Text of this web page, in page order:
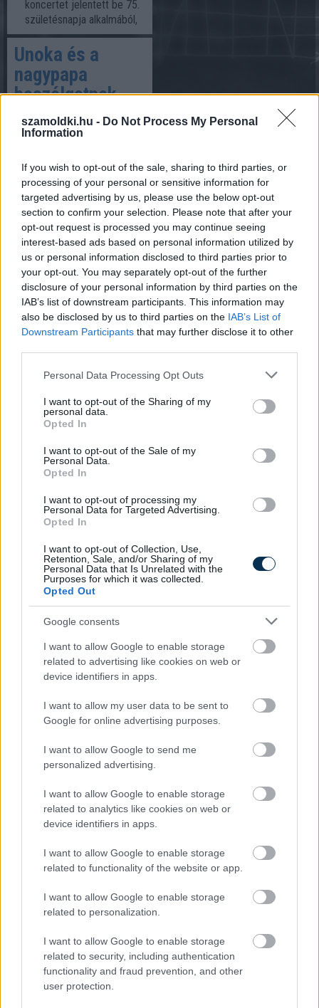
szamoldki.hu - Do Not Process My Personal
Information
If you wish to opt-out of the sale, sharing to third parties, or
processing of your personal or sensitive information for
targeted advertising by us, please use the below opt-out
section to confirm your selection. Please note that after your
opt-out request is processed you may continue seeing
interest-based ads based on personal information utilized by
us or personal information disclosed to third parties prior to
your opt-out. You may separately opt-out of the further
disclosure of your personal information by third parties on the
IAB’s list of downstream participants. This information may
also be disclosed by us to third parties on the IAB’s List of
Downstream Participants that may further disclose it to other
Please note that this website/app uses one or more Google
not limited to your visit or usage behaviour. You may click to
grant or deny consent to Google and its third-party tags to
use your data for below specified purposes in below Google
consent section.
Personal Data Processing Opt Outs
I want to opt-out of the Sharing of my
personal data.
Opted In
I want to opt-out of the Sale of my
Personal Data.
Opted In
I want to opt-out of processing my
Personal Data for Targeted Advertising.
Opted In
I want to opt-out of Collection, Use,
Retention, Sale, and/or Sharing of my
Personal Data that Is Unrelated with the
Purposes for which it was collected.
Opted Out
Google consents
I want to allow Google to enable storage
related to advertising like cookies on web or
device identifiers in apps.
I want to allow my user data to be sent to
Google for online advertising purposes.
I want to allow Google to send me
personalized advertising.
I want to allow Google to enable storage
related to analytics like cookies on web or
device identifiers in apps.
I want to allow Google to enable storage
related to functionality of the website or app.
I want to allow Google to enable storage
related to personalization.
I want to allow Google to enable storage
related to security, including authentication
functionality and fraud prevention, and other
user protection.
koncertet jelentett be 75.
születésnapja alkalmából,
Unoka és a
nagypapa
beszélgetnek
2022. 10. 24.
Hány éves vagy nagypapa?
Érdeklődik az unoka egy
napon.
Szűzlány
dilemmája a
nászéjszaka
előtt
Szexuális gyorstalpaló
nászéjszaka előtt
Anyukától
Kopasz katona
levele a
laktanyából
2022. 10. 24.
Első levél a kopasz
laktanyából
Az operátorok
tízparancsolata:
2022. 10. 23.
lenni, ha nem akar bajba
kerülni az az operátor
2022. 10. 23.
Állatorvos tanácsa a
tehenekre fittyet hányó
bikának